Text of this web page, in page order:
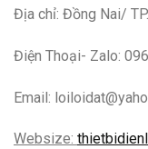
Địa chỉ: Đồng Nai/
Điện Thoại- Zalo:
Email:
Websize: